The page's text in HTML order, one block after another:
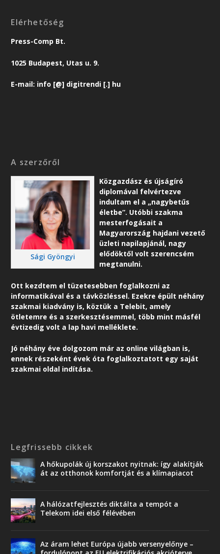
Elérhetőség
Press-Comp Bt.
1025 Budapest, Utas u. 9.
E-mail: info [@] digitrendi [.] hu
A szerzőről
Sági Gyöngyi
Közgazdász és újságíró
diplomával felvértezve
indultam el a „nagybetűs
életbe”. Utóbbi szakma
mesterfogásait a
Magyarország hajdani vezető
üzleti napilapjánál, nagy
elődöktől volt szerencsém
megtanulni.
Ott kezdtem el tüzetesebben foglalkozni az
informatikával és a távközléssel. Ezekre épült néhány
szakmai kiadvány is, köztük a Telebit, amely
ötletemre és a szerkesztésemmel, több mint másfél
évtizedig volt a lap havi melléklete.
Jó néhány éve dolgozom már az online világban is,
ennek részeként évek óta foglalkoztatott egy saját
szakmai oldal indítása.
Legfrissebb cikkek
A hőkupolák új korszakot nyitnak: így alakítják
át az otthonok komfortját és a klímapiacot
A hálózatfejlesztés diktálta a tempót a
Telekom idei első félévében
Az áram lehet Európa újabb versenyelőnye –